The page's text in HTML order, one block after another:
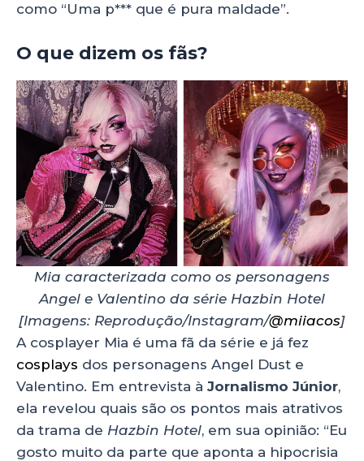
como “Uma p*** que é pura maldade”.
O que dizem os fãs?
Mia caracterizada como os personagens
Angel e Valentino da série Hazbin Hotel
[Imagens: Reprodução/Instagram/@miiacos]
A cosplayer Mia é uma fã da série e já fez
cosplays dos personagens Angel Dust e
Valentino. Em entrevista à Jornalismo Júnior,
ela revelou quais são os pontos mais atrativos
da trama de Hazbin Hotel, em sua opinião: “Eu
gosto muito da parte que aponta a hipocrisia